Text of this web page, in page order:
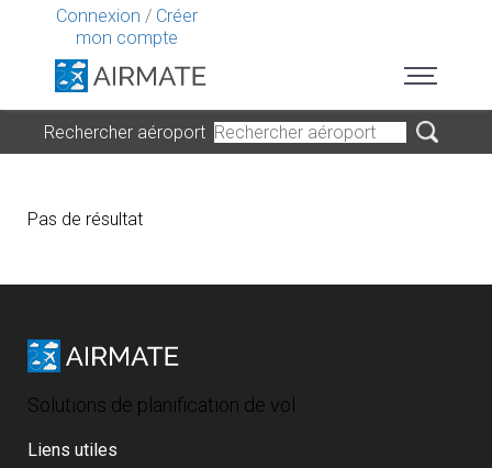
Connexion / Créer
mon compte
Rechercher aéroport
Pas de résultat
Solutions de planification de vol
Liens utiles